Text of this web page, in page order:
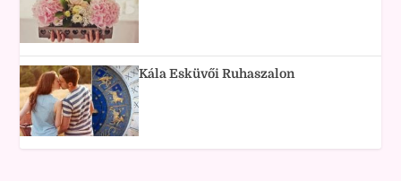
Kála Esküvői Ruhaszalon